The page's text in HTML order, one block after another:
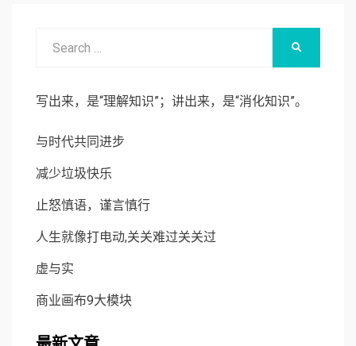
写出来，是“理解知识”；讲出来，是“消化知识”。
与时代共同进步
减少垃圾快乐
止怒慎语，谨言慎行
人生就像打电动,关关难过关关过
虚与实
商业画布9大模块